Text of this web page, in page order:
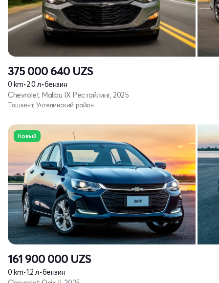
375 000 640 UZS
0 km•2.0 л•бензин
Chevrolet Malibu IX Рестайлинг, 2025
Ташкент, Учтепинский район
Новый
161 900 000 UZS
0 km•1.2 л•бензин